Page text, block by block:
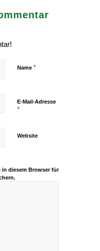
Name *
E-Mail-Adresse
*
Website
in diesem Browser für